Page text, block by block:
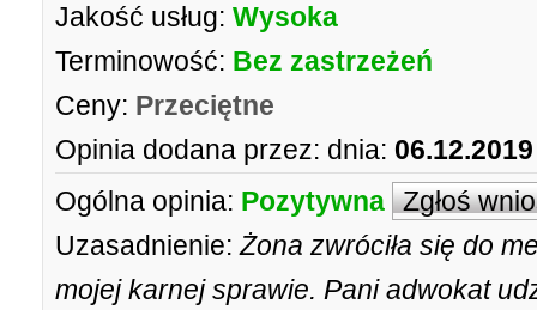
Jakość usług: Wysoka
Terminowość: Bez zastrzeżeń
Ceny: Przeciętne
Opinia dodana przez: dnia:
Ogólna opinia: Pozytywna Zgłoś
Uzasadnienie: Żona zwróciła się do
mojej karnej sprawie. Pani adwokat